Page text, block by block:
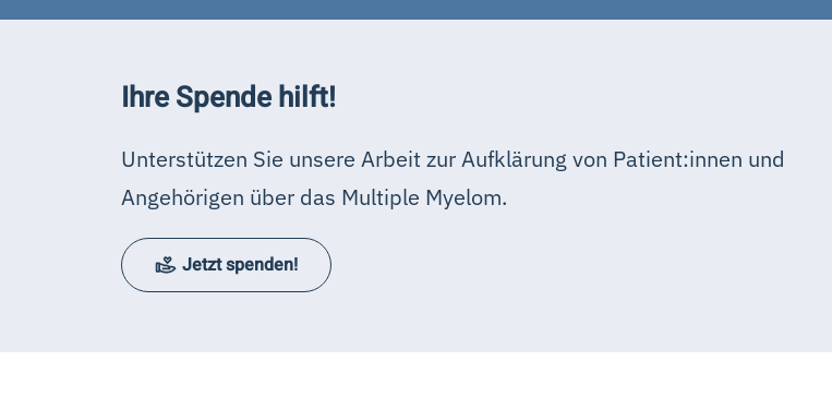
Ihre Spende hilft!
Unterstützen Sie unsere Arbeit zur Aufklärung von Patient:innen und
Angehörigen über das Multiple Myelom.
Jetzt spenden!